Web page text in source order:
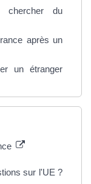
chercher du
après un
un étranger
sur l'UE ?